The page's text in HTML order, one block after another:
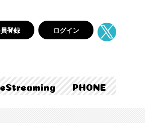
PHONE
登録 ログイン